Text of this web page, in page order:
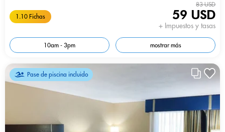
1.10 Fichas
83 USD
59 USD
+ Impuestos y tasas
10am - 3pm mostrar más
Pase de piscina incluido